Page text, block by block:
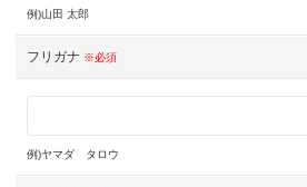
例)山田 太郎
フリガナ ※必須
例)ヤマダ タロウ